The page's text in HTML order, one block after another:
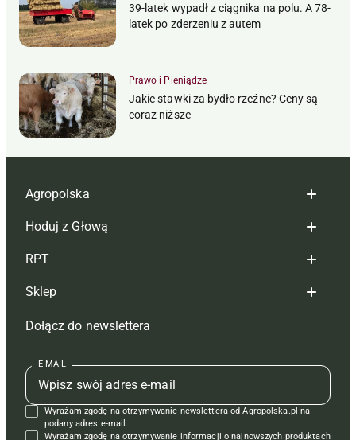
39-latek wypadł z ciągnika na polu. A 78-
latek po zderzeniu z autem
Prawo i Pieniądze
Jakie stawki za bydło rzeźne? Ceny są
coraz niższe
Agropolska
Redakcja
Reklama
Tagi
Mapa serwisu
Kontakt
Regulamin
Polityka prywatności
Hoduj z Głową
Hoduj z głową bydło
Hoduj z głową świnie
Prenumerata
Redakcja
Kontakt
Reklama
RPT
Redakcja
Prenumerata
Reklama
Kontakt
Krzyżówki
Sklep
Czasopisma i prenumerata
Książki
Regulamin
Dołącz do newslettera
E-MAIL
Wyrażam zgodę na otrzymywanie newslettera od Agropolska.pl na
podany adres e-mail.
Wyrażam zgodę na otrzymywanie informacji o najnowszych produktach